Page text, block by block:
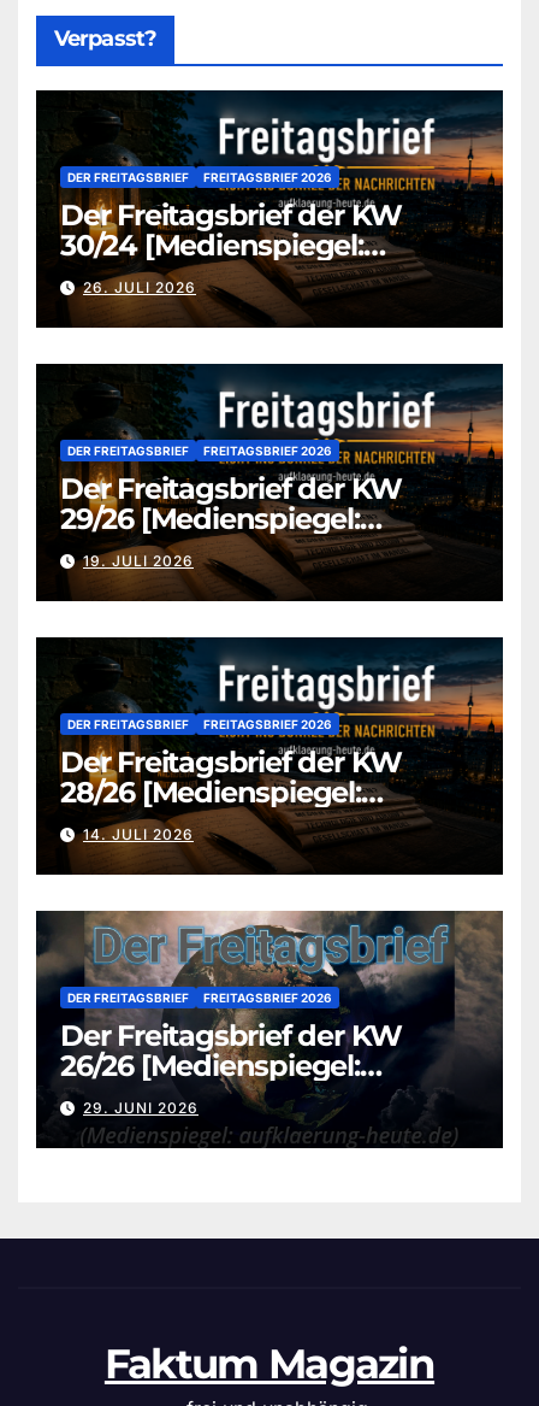
Verpasst?
DER FREITAGSBRIEF FREITAGSBRIEF 2026
Der Freitagsbrief der KW
30/24 [Medienspiegel:
aufklaerung-heute-de]
26. JULI 2026
DER FREITAGSBRIEF FREITAGSBRIEF 2026
Der Freitagsbrief der KW
29/26 [Medienspiegel:
aufklaerung-heute.de]
19. JULI 2026
DER FREITAGSBRIEF FREITAGSBRIEF 2026
Der Freitagsbrief der KW
28/26 [Medienspiegel:
aufklaerung-heute.de]
14. JULI 2026
DER FREITAGSBRIEF FREITAGSBRIEF 2026
Der Freitagsbrief der KW
26/26 [Medienspiegel:
aufklaerung-heute.de]
29. JUNI 2026
Faktum Magazin